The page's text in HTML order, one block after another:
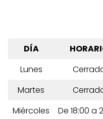
DÍA
Lunes
Martes
Miércoles
De 18:00 a